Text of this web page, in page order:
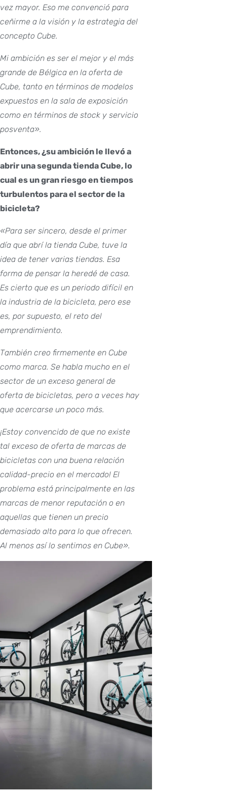
vez mayor. Eso me convenció para
ceñirme a la visión y la estrategia del
concepto Cube.
Mi ambición es ser el mejor y el más
grande de Bélgica en la oferta de
Cube, tanto en términos de modelos
expuestos en la sala de exposición
como en términos de stock y servicio
posventa».
Entonces, ¿su ambición le llevó a
abrir una segunda tienda Cube, lo
cual es un gran riesgo en tiempos
turbulentos para el sector de la
bicicleta?
«Para ser sincero, desde el primer
día que abrí la tienda Cube, tuve la
idea de tener varias tiendas. Esa
forma de pensar la heredé de casa.
Es cierto que es un periodo difícil en
la industria de la bicicleta, pero ese
es, por supuesto, el reto del
emprendimiento.
También creo firmemente en Cube
como marca. Se habla mucho en el
sector de un exceso general de
oferta de bicicletas, pero a veces hay
que acercarse un poco más.
¡Estoy convencido de que no existe
tal exceso de oferta de marcas de
bicicletas con una buena relación
calidad-precio en el mercado! El
problema está principalmente en las
marcas de menor reputación o en
aquellas que tienen un precio
demasiado alto para lo que ofrecen.
Al menos así lo sentimos en Cube».